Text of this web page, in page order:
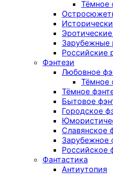
Тёмное
Зарубежные
Российские
Фэнтези
Любовное
Тёмное
Тёмное
Бытовое
Городское
Славянское
Зарубежное
Российское
Фантастика
Антиутопия